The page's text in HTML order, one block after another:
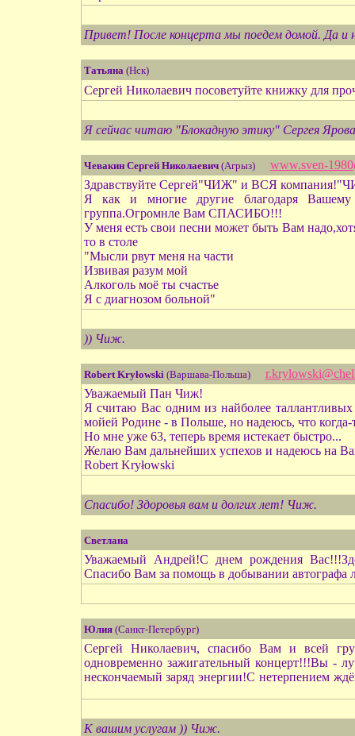
Привет! После концерта мы поедем домой. Да и
Татьяна(Нск)
Сергей Николаевич посоветуйте книжку для
Я сейчас читаю "Блокадную этику" Сергея
Чевакин Сергей Николаевич(Агрыз)
www.sven-
Здравствуйте Сергей"ЧИЖ" и ВСЯ
Я как и многие другие благодаря Вашему
группа.Огромнле Вам СПАСИБО!!!
У меня есть свои песни может быть Вам
то в столе
"Мысли рвут меня на части
Извивая разум мой
Алкоголь моё ты счастье
Я с диагнозом больной"
)) Чиж.
Robert Kryłowski(Варшава-Польша)
Уважаемый Пан Чиж!
Я считаю Вас одним из найболее
мойей Родине - в Польше, но надеюсь, что когда-
Но мне уже 63, теперь время истекает быстро...
Желаю Вам дальнейших успехов и надеюсь на
Robert Kryłowski
Спасибо! Здоровья вам и долгих лет! Чиж.
Светлана
Уважаемый Андрей!С днем рождения
Спасибо Вам за помощь в добывании автографа
Юлия(Санкт-Петербург)
Сергей Николаевич, спасибо Вам и всей
одновременно зажигательный концерт!!!Вы -
нескончаемый заряд энергии!С нетерпением
К вашим услугам )) Чиж.